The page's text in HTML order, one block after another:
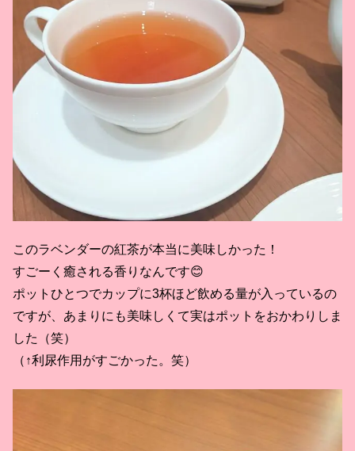
このラベンダーの紅茶が本当に美味しかった！
すごーく癒される香りなんです😊
ポットひとつでカップに3杯ほど飲める量が入っているの
ですが、あまりにも美味しくて実はポットをおかわりしま
した（笑）
（↑利尿作用がすごかった。笑）